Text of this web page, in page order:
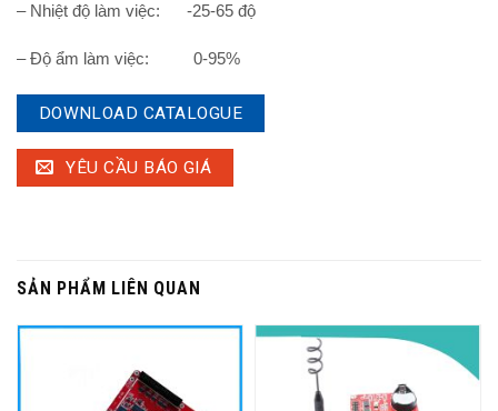
– Nhiệt độ làm việc: -25-65 độ
– Độ ẩm làm việc: 0-95%
DOWNLOAD CATALOGUE
YÊU CẦU BÁO GIÁ
SẢN PHẨM LIÊN QUAN